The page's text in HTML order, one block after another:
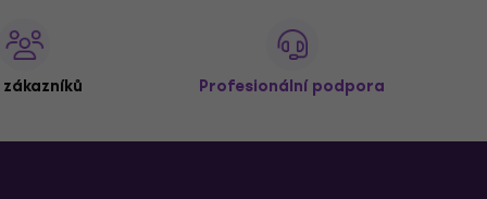
zákazníků Profesionální podpora